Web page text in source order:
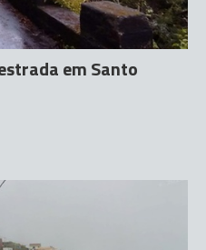
em Santo